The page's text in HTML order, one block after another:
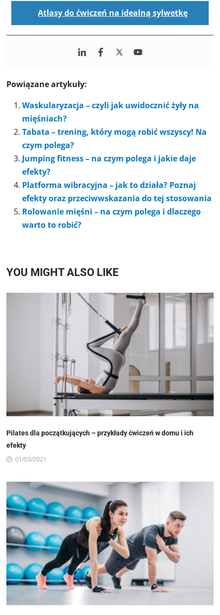
Atlasy do ćwiczeń na idealną sylwetkę
Powiązane artykuły:
Waskularyzacja – czyli jak uwidocznić żyły na
mięśniach?
Tabata – trening, który mogą robić wszyscy! Na
czym polega?
Jumping fitness – na czym polega i jakie daje
efekty?
Platforma wibracyjna – jak to działa? Poznaj
efekty oraz przeciwwskazania do tej stosowania
Rolowanie mięśni – na czym polega i dlaczego
warto to robić?
YOU MIGHT ALSO LIKE
Pilates dla początkujących – przykłady ćwiczeń w domu i ich
efekty
01/03/2021